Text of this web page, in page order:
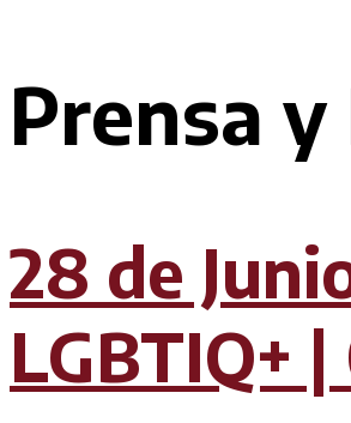
Prensa
28 de
LGBTIQ+